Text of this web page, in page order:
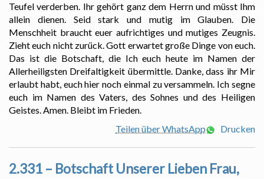
Teufel verderben. Ihr gehört ganz dem Herrn und müsst Ihm
allein dienen. Seid stark und mutig im Glauben. Die
Menschheit braucht euer aufrichtiges und mutiges Zeugnis.
Zieht euch nicht zurück. Gott erwartet große Dinge von euch.
Das ist die Botschaft, die Ich euch heute im Namen der
Allerheiligsten Dreifaltigkeit übermittle. Danke, dass ihr Mir
erlaubt habt, euch hier noch einmal zu versammeln. Ich segne
euch im Namen des Vaters, des Sohnes und des Heiligen
Geistes. Amen. Bleibt im Frieden.
Teilen über WhatsApp
Drucken
2.331 – Botschaft Unserer Lieben Frau,